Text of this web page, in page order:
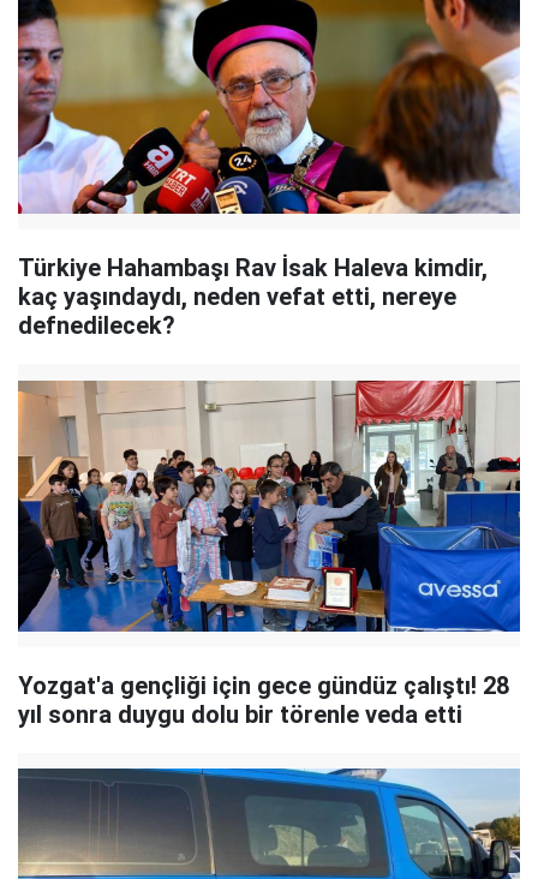
Türkiye Hahambaşı Rav İsak Haleva kimdir,
kaç yaşındaydı, neden vefat etti, nereye
defnedilecek?
Yozgat'a gençliği için gece gündüz çalıştı! 28
yıl sonra duygu dolu bir törenle veda etti